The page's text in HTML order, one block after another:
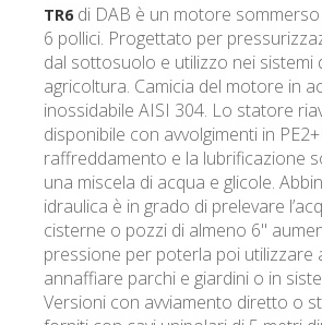
TR6 di DAB è un motore sommerso
6 pollici. Progettato per
dal sottosuolo e utilizzo nei sistemi
agricoltura. Camicia del motore in
inossidabile AISI 304. Lo statore
disponibile con avvolgimenti in
raffreddamento e la lubrificazione
una miscela di acqua e glicole.
idraulica è in grado di prelevare
cisterne o pozzi di almeno 6"
pressione per poterla poi utilizzare
annaffiare parchi e giardini o in
Versioni con avviamento diretto o